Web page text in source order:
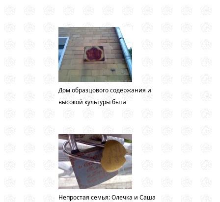
Дом образцового содержания и
высокой культуры быта
Непростая семья: Олечка и Саша